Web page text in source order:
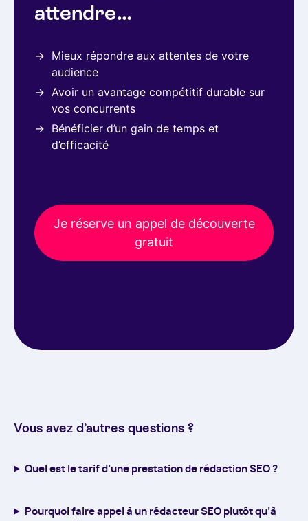
attendre…
Mieux répondre aux attentes de votre
audience
Avoir un avantage compétitif durable sur
vos concurrents
Bénéficier d’un gain de temps et
d’efficacité
Je réserve un appel de découverte
gratuit
Vous avez d’autres questions ?
Quel est le tarif d’une prestation de rédaction SEO ?
Pourquoi faire appel à un rédacteur SEO plutôt qu’à